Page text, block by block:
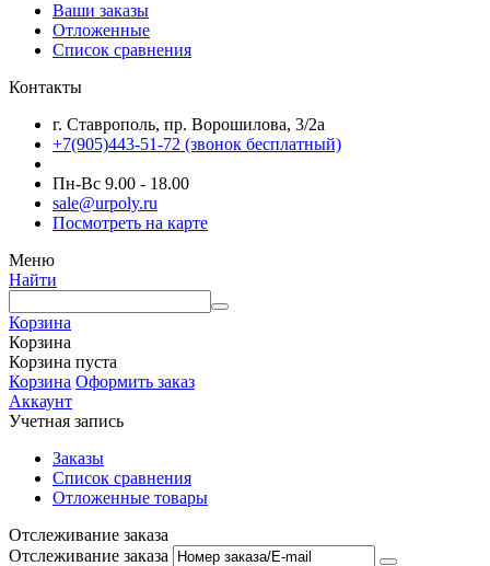
Ваши заказы
Отложенные
Список сравнения
Контакты
г. Ставрополь, пр. Ворошилова, 3/2а
+7(905)443-51-72 (звонок бесплатный)
Пн-Вс 9.00 - 18.00
sale@urpoly.ru
Посмотреть на карте
Меню
Найти
Корзина
Корзина
Корзина пуста
Корзина Оформить заказ
Аккаунт
Учетная запись
Заказы
Список сравнения
Отложенные товары
Отслеживание заказа
Отслеживание заказа